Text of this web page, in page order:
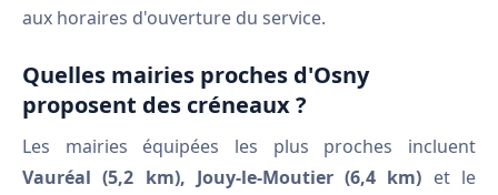
aux horaires d'ouverture du service.
Quelles mairies proches d'Osny
proposent des créneaux ?
Les mairies équipées les plus proches incluent
Vauréal (5,2 km), Jouy-le-Moutier (6,4 km) et le